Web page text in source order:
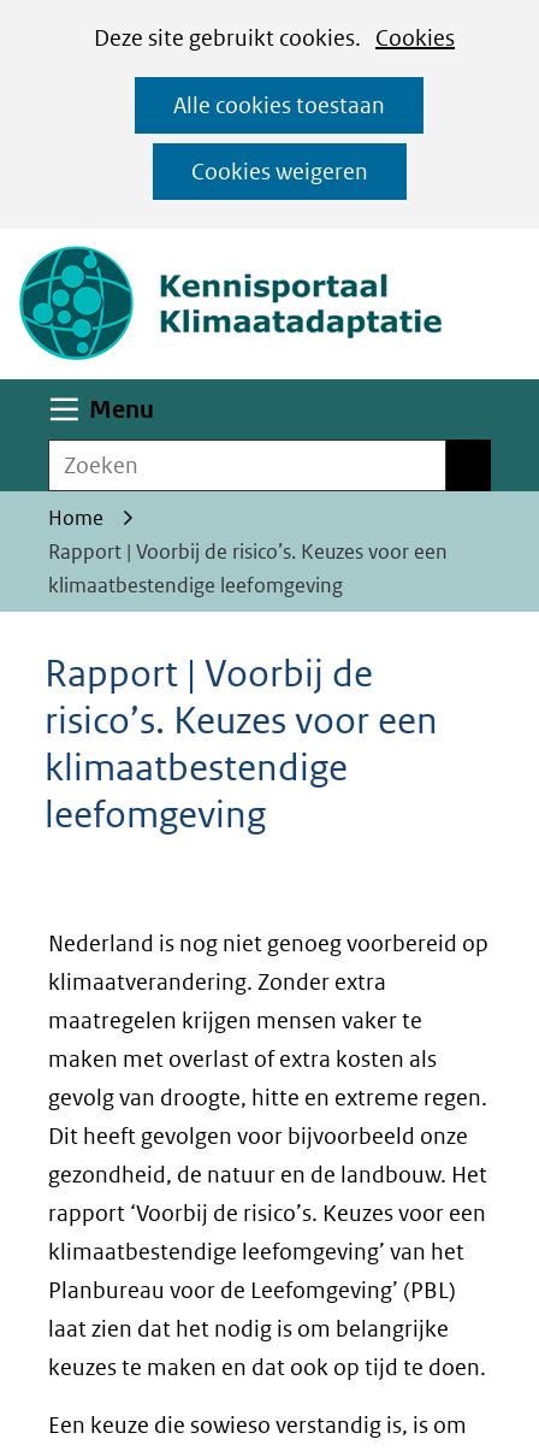
CookiesDeze site gebruikt cookies. Cookies
op
deze
website
worden
toegestaan
geweigerd.
Alle cookies toestaan
Cookies weigeren
Ga
naar
de
inhoud
Menu
Zoeken
Home
Rapport | Voorbij de risico’s. Keuzes voor een
klimaatbestendige leefomgeving
Rapport | Voorbij de
risico’s. Keuzes voor een
klimaatbestendige
leefomgeving
Nederland is nog niet genoeg voorbereid op
klimaatverandering. Zonder extra
maatregelen krijgen mensen vaker te
maken met overlast of extra kosten als
gevolg van droogte, hitte en extreme regen.
Dit heeft gevolgen voor bijvoorbeeld onze
gezondheid, de natuur en de landbouw. Het
rapport ‘Voorbij de risico’s. Keuzes voor een
klimaatbestendige leefomgeving’ van het
Planbureau voor de Leefomgeving’ (PBL)
laat zien dat het nodig is om belangrijke
keuzes te maken en dat ook op tijd te doen.
Een keuze die sowieso verstandig is, is om